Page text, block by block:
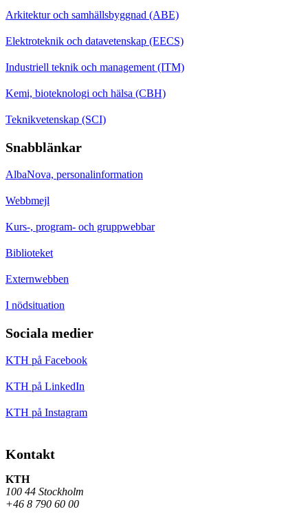
Arkitektur och samhällsbyggnad (ABE)
Elektroteknik och datavetenskap (EECS)
Industriell teknik och management (ITM)
Kemi, bioteknologi och hälsa (CBH)
Teknikvetenskap (SCI)
Snabblänkar
AlbaNova, personalinformation
Webbmejl
Kurs-, program- och gruppwebbar
Biblioteket
Externwebben
I nödsituation
Sociala medier
KTH på Facebook
KTH på LinkedIn
KTH på Instagram
Kontakt
KTH
100 44 Stockholm
+46 8 790 60 00